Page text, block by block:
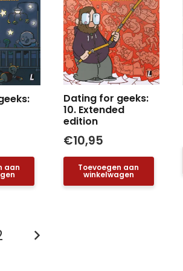
aan
Dating for geeks:
10. Extended
edition
€10,95
Toevoegen aan
winkelwagen